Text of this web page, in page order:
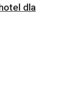
dla